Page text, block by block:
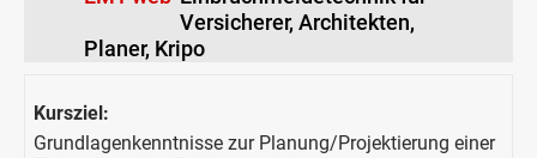
Versicherer, Architekten,
Planer, Kripo
Kursziel:
Grundlagenkenntnisse zur Planung/Projektierung einer